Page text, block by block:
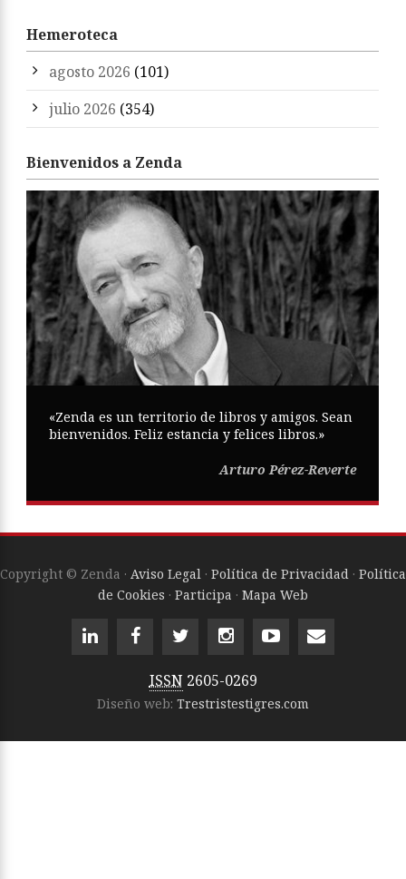
Hemeroteca
agosto 2026 (101)
julio 2026 (354)
Bienvenidos a Zenda
«Zenda es un territorio de libros y amigos. Sean
bienvenidos. Feliz estancia y felices libros.»
Arturo Pérez-Reverte
Copyright © Zenda · Aviso Legal · Política de Privacidad · Política
de Cookies · Participa · Mapa Web
ISSN 2605-0269
Diseño web: Trestristestigres.com